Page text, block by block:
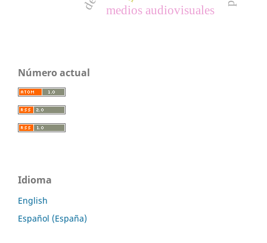
medios audiovisuales
Número actual
Idioma
English
Español (España)